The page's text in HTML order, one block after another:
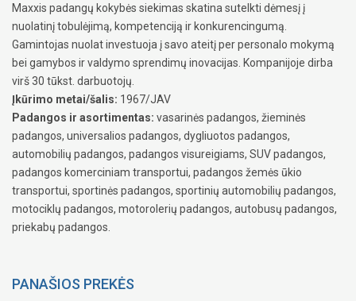
Maxxis padangų kokybės siekimas skatina sutelkti dėmesį į
nuolatinį tobulėjimą, kompetenciją ir konkurencingumą.
Gamintojas nuolat investuoja į savo ateitį per personalo mokymą
bei gamybos ir valdymo sprendimų inovacijas. Kompanijoje dirba
virš 30 tūkst. darbuotojų.
Įkūrimo metai/šalis: 1967/JAV
Padangos ir asortimentas: vasarinės padangos, žieminės
padangos, universalios padangos, dygliuotos padangos,
automobilių padangos, padangos visureigiams, SUV padangos,
padangos komerciniam transportui, padangos žemės ūkio
transportui, sportinės padangos, sportinių automobilių padangos,
motociklų padangos, motorolerių padangos, autobusų padangos,
priekabų padangos.
PANAŠIOS PREKĖS